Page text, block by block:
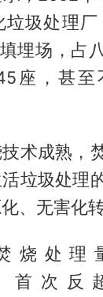
垃圾处理
埋场，占
座，甚至
术成熟，
垃圾处理
、无害化转
烧处理
）首次